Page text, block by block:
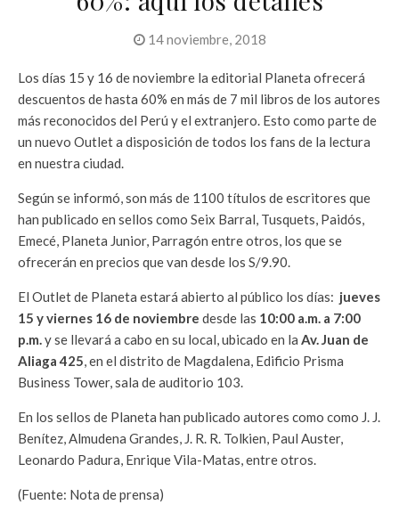
14 noviembre, 2018
Los días 15 y 16 de noviembre la editorial Planeta ofrecerá
descuentos de hasta 60% en más de 7 mil libros de los autores
más reconocidos del Perú y el extranjero. Esto como parte de
un nuevo Outlet a disposición de todos los fans de la lectura
en nuestra ciudad.
Según se informó, son más de 1100 títulos de escritores que
han publicado en sellos como Seix Barral, Tusquets, Paidós,
Emecé, Planeta Junior, Parragón entre otros, los que se
ofrecerán en precios que van desde los S/9.90.
El Outlet de Planeta estará abierto al público los días: jueves
15 y viernes 16 de noviembre desde las 10:00 a.m. a 7:00
p.m.y se llevará a cabo en su local, ubicado en la Av. Juan de
Aliaga 425, en el distrito de Magdalena, Edificio Prisma
Business Tower, sala de auditorio 103.
En los sellos de Planeta han publicado autores como como J. J.
Benítez, Almudena Grandes, J. R. R. Tolkien, Paul Auster,
Leonardo Padura, Enrique Vila-Matas, entre otros.
(Fuente: Nota de prensa)